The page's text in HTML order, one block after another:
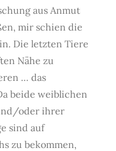
aus Anmut
mir schien die
Die letzten Tiere
Nähe zu
… das
beide weiblichen
oder ihrer
sind auf
zu bekommen,